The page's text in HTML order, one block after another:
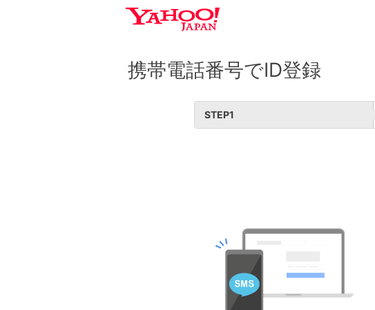
携帯電話番号でID登録
STEP1